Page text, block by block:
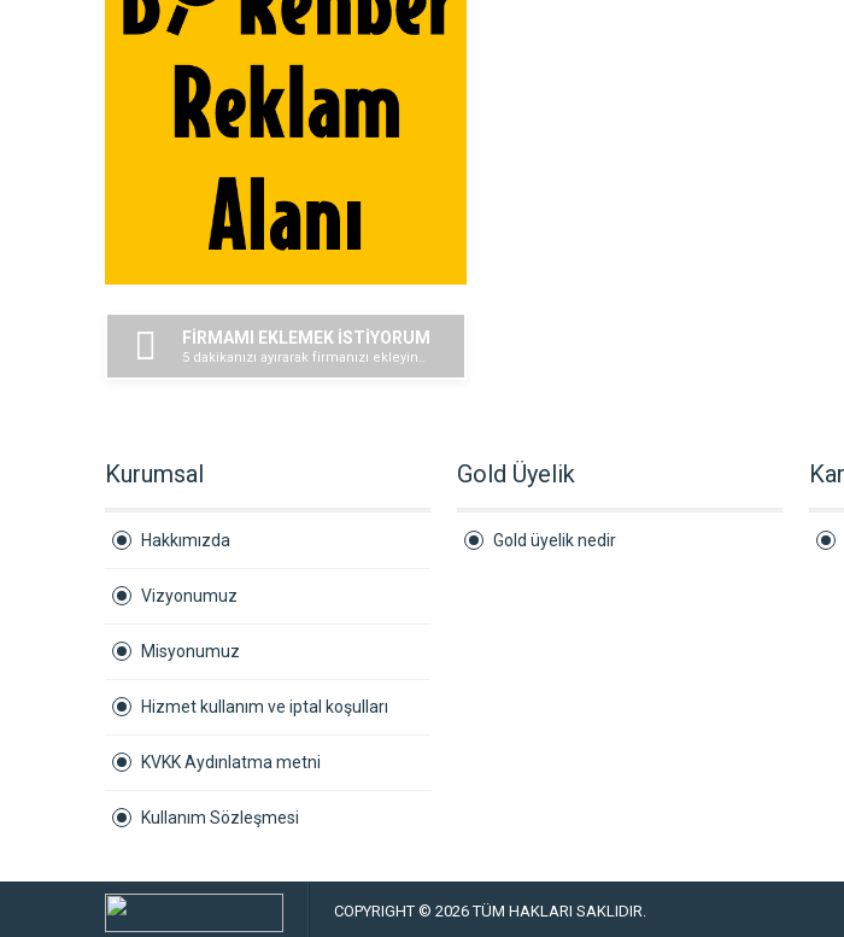
FİRMAMI EKLEMEK İSTİYORUM
5 dakikanızı ayırarak firmanızı ekleyin..
Kurumsal
Hakkımızda
Vizyonumuz
Misyonumuz
Hizmet kullanım ve iptal koşulları
KVKK Aydınlatma metni
Kullanım Sözleşmesi
Gold Üyelik
Gold üyelik nedir
COPYRIGHT © 2026 TÜM HAKLARI SAKLIDIR.